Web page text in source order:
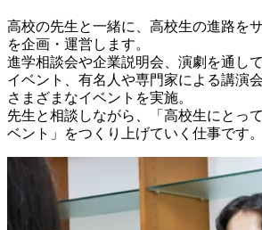
高校の先生と一緒に、高校生の進路を
を企画・運営します。
進学相談会や企業説明会、演劇を通し
イベント、有名人や専門家による講演会
さまざまなイベントを実施。
先生と相談しながら、「高校生にとっ
ベント」をつくり上げていく仕事です。